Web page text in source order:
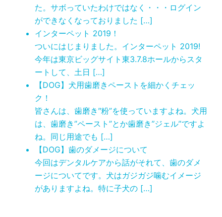
た。サボっていたわけではなく・・・ログイン
ができなくなっておりました […]
インターペット 2019！
ついにはじまりました。インターペット 2019!
今年は東京ビッグサイト東3.7.8ホールからスタ
ートして、土日 […]
【DOG】犬用歯磨きペーストを細かくチェッ
ク！
皆さんは、歯磨き″粉”を使っていますよね。犬用
は、歯磨き”ペースト”とか歯磨き”ジェル”ですよ
ね。同じ用途でも […]
【DOG】歯のダメージについて
今回はデンタルケアから話がそれて、歯のダメ
ージについてです。犬はガジガジ噛むイメージ
がありますよね。特に子犬の […]